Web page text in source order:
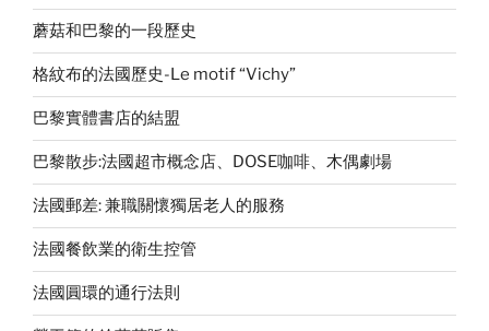
蘑菇和巴黎的一段歷史
格紋布的法國歷史-Le motif “Vichy”
巴黎實體書店的結盟
巴黎散步:法國超市概念店、DOSE咖啡、木偶劇場
法國郵差: 兼職關懷獨居老人的服務
法國餐飲業的衛生控管
法國圓環的通行法則